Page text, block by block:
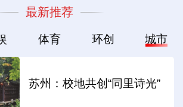
最新推荐
体育 环创 城市
苏州：校地共创“同里诗光”